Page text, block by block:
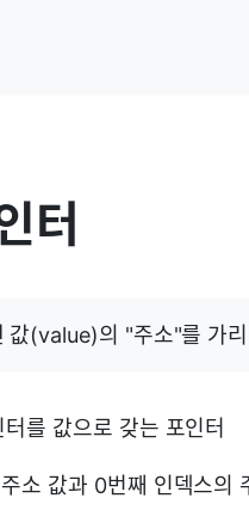
터
값(value)의 "주소"를 가
터를 값으로 갖는 포인터
소 값과 0번째 인덱스의